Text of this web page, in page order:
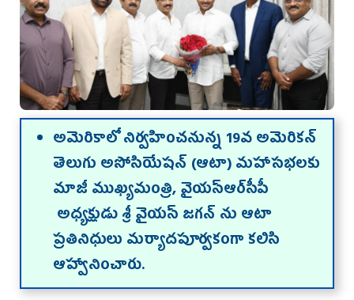
అమెరికాలో నిర్వహించనున్న 19వ అమెరికన్
తెలుగు అసోసియేషన్ (ఆటా) మహాసభలకు
మాజీ ముఖ్యమంత్రి, వైయ‌స్ఆర్‌సీపీ
అధ్యక్షుడు శ్రీ వైయస్ జగన్ ను ఆటా
ప్రతినిధులు మర్యాదపూర్వకంగా కలిసి
ఆహ్వానించారు.